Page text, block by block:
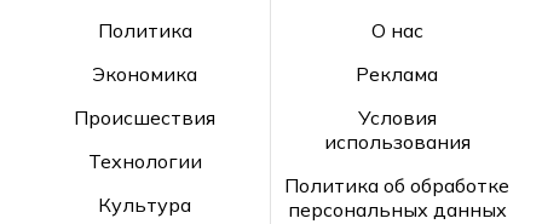
Политика
Экономика
Происшествия
Технологии
Культура
О нас
Реклама
Условия
использования
Политика об обработке
персональных данных